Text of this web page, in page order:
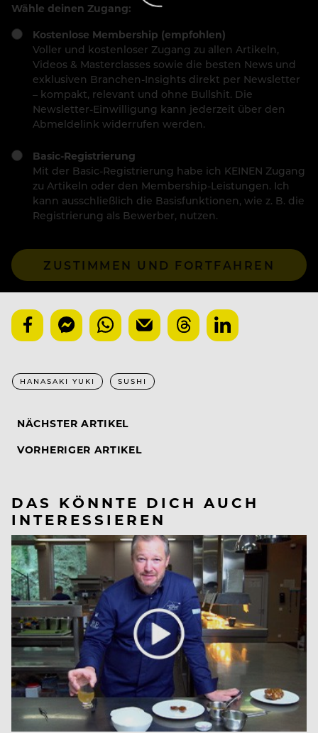
Wähle deinen Zugang:
Kostenlose Membership (empfohlen)
Voller und kostenloser Zugang zu allen Artikeln,
Videos & Masterclasses sowie die besten News und
exklusiven Branchen-Insights direkt per Newsletter
– kompakt, relevant und ohne Bullshit. Die
Newsletter-Einwilligung kann jederzeit über den
Abmeldelink widerrufen werden.
Basic-Registrierung
Mit der Basic-Registrierung habe ich KEINEN Zugang
zu Artikeln oder den Membership-Leistungen. Ich
kann ausschließlich die Basisfunktionen, wie z. B. die
Registrierung als Bewerber, nutzen.
ZUSTIMMEN UND FORTFAHREN
HANASAKI YUKI SUSHI
NÄCHSTER ARTIKEL
VORHERIGER ARTIKEL
DAS KÖNNTE DICH AUCH
INTERESSIEREN